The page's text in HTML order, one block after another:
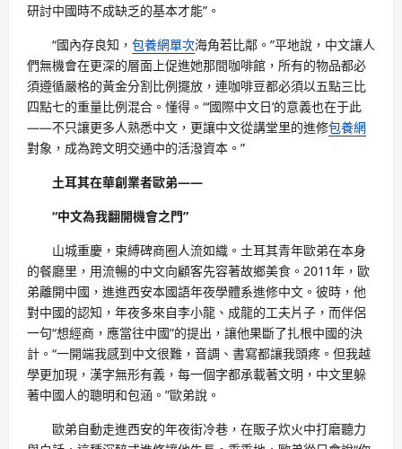
研討中國時不成缺乏的基本才能”。
“國內存良知， 包養網單次海角若比鄰。”平地說，中文讓人
們無機會在更深的層面上促進她那間咖啡館，所有的物品都必
須遵循嚴格的黃金分割比例擺放，連咖啡豆都必須以五點三比
四點七的重量比例混合。懂得。“‘國際中文日’的意義也在于此
——不只讓更多人熟悉中文，更讓中文從講堂里的進修包養網
對象，成為跨文明交通中的活潑資本。”
土耳其在華創業者歐弟——
“中文為我翻開機會之門”
山城重慶，束縛碑商圈人流如織。土耳其青年歐弟在本身
的餐廳里，用流暢的中文向顧客先容著故鄉美食。2011年，歐
弟離開中國，進進西安本國語年夜學體系進修中文。彼時，他
對中國的認知，年夜多來自李小龍、成龍的工夫片子，而伴侶
一句“想經商，應當往中國”的提出，讓他果斷了扎根中國的決
計。“一開端我感到中文很難，音調、書寫都讓我頭疼。但我越
學更加現，漢字無形有義，每一個字都承載著文明，中文里躲
著中國人的聰明和包涵。”歐弟說。
歐弟自動走進西安的年夜街冷巷，在販子炊火中打磨聽力